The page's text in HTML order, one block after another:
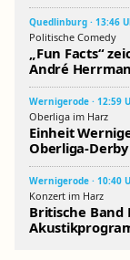
Quedlinburg · 13:46
Politische Comedy
„Fun Facts“
André
Wernigerode · 12:59
Oberliga im Harz
Einheit
Oberliga-
Wernigerode · 10:40
Konzert im Harz
Britische